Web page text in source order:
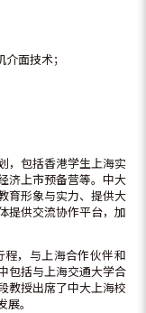
面技术；
，包括香港学生上海实
济上市预备营等。中大
育形象与实力、提供大
提供交流协作平台，加
，与上海合作伙伴和
包括与上海交通大学合
教授出席了中大上海校
。